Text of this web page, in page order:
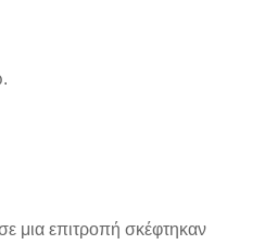
μια επιτροπή σκέφτηκαν